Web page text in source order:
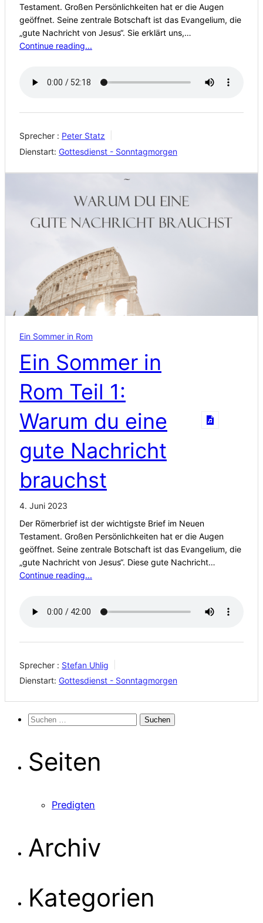
Testament. Großen Persönlichkeiten hat er die Augen
geöffnet. Seine zentrale Botschaft ist das Evangelium, die
„gute Nachricht von Jesus“. Sie erklärt uns,…
Continue reading...
Sprecher : Peter Statz
Dienstart: Gottesdienst - Sonntagmorgen
Ein Sommer in Rom
Ein Sommer in
Rom Teil 1:
Warum du eine
gute Nachricht
brauchst
4. Juni 2023
Der Römerbrief ist der wichtigste Brief im Neuen
Testament. Großen Persönlichkeiten hat er die Augen
geöffnet. Seine zentrale Botschaft ist das Evangelium, die
„gute Nachricht von Jesus“. Diese gute Nachricht…
Continue reading...
Sprecher : Stefan Uhlig
Dienstart: Gottesdienst - Sonntagmorgen
Suchen
Seiten
Predigten
Archiv
Kategorien